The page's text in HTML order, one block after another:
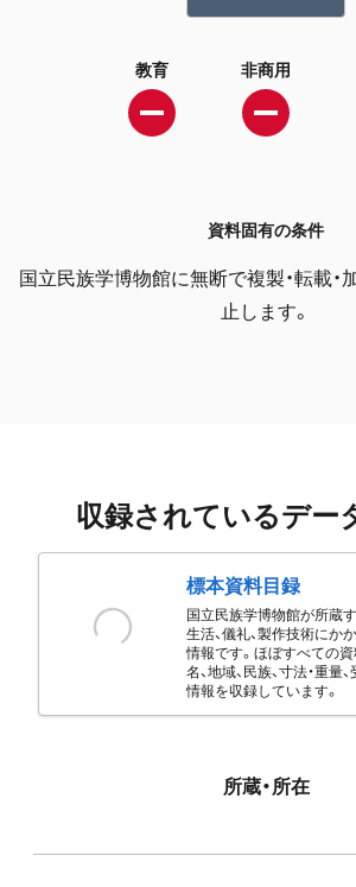
教育 非商用
資料固有の条件
国立民族学博物館に無断で複製・転載・
止します。
収録されているデー
標本資料目録
国立民族学博物館が所蔵
生活、儀礼、製作技術にか
情報です。ほぼすべての資
名、地域、民族、寸法・重
情報を収録しています。
所蔵・所在